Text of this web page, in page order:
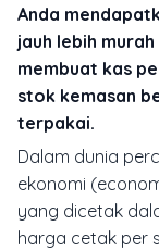
Anda
jauh lebih
membuat kas
stok kemasan
terpakai.
Dalam dunia
ekonomi (
yang dicetak
harga cetak per